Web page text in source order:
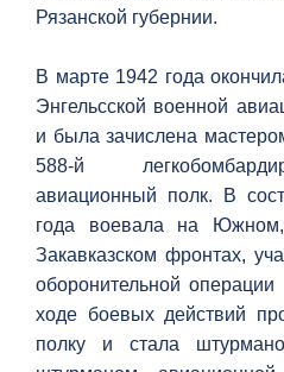
Рязанской губернии.
В марте 1942 года
Энгельсской военной
и была зачислена
588-й
авиационный полк. В
года воевала на Южном,
Закавказском фронтах,
оборонительной
ходе боевых действий
полку и стала